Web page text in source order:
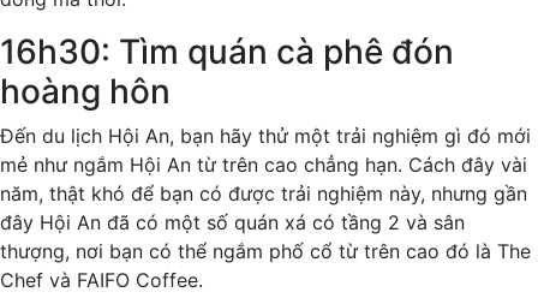
16h30: Tìm quán cà phê đón
hoàng hôn
Đến du lịch Hội An, bạn hãy thử một trải nghiệm gì đó mới
mẻ như ngắm Hội An từ trên cao chẳng hạn. Cách đây vài
năm, thật khó để bạn có được trải nghiệm này, nhưng gần
đây Hội An đã có một số quán xá có tầng 2 và sân
thượng, nơi bạn có thể ngắm phố cổ từ trên cao đó là The
Chef và FAIFO Coffee.